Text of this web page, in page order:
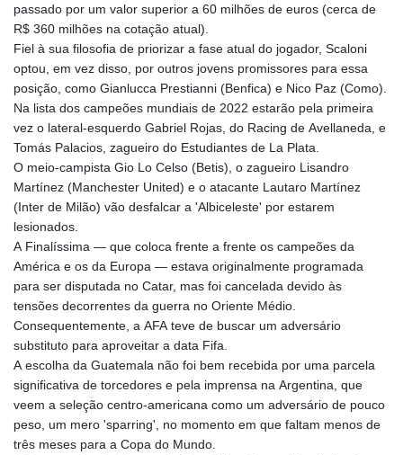
passado por um valor superior a 60 milhões de euros (cerca de
R$ 360 milhões na cotação atual).
Fiel à sua filosofia de priorizar a fase atual do jogador, Scaloni
optou, em vez disso, por outros jovens promissores para essa
posição, como Gianlucca Prestianni (Benfica) e Nico Paz (Como).
Na lista dos campeões mundiais de 2022 estarão pela primeira
vez o lateral-esquerdo Gabriel Rojas, do Racing de Avellaneda, e
Tomás Palacios, zagueiro do Estudiantes de La Plata.
O meio-campista Gio Lo Celso (Betis), o zagueiro Lisandro
Martínez (Manchester United) e o atacante Lautaro Martínez
(Inter de Milão) vão desfalcar a 'Albiceleste' por estarem
lesionados.
A Finalíssima — que coloca frente a frente os campeões da
América e os da Europa — estava originalmente programada
para ser disputada no Catar, mas foi cancelada devido às
tensões decorrentes da guerra no Oriente Médio.
Consequentemente, a AFA teve de buscar um adversário
substituto para aproveitar a data Fifa.
A escolha da Guatemala não foi bem recebida por uma parcela
significativa de torcedores e pela imprensa na Argentina, que
veem a seleção centro-americana como um adversário de pouco
peso, um mero 'sparring', no momento em que faltam menos de
três meses para a Copa do Mundo.